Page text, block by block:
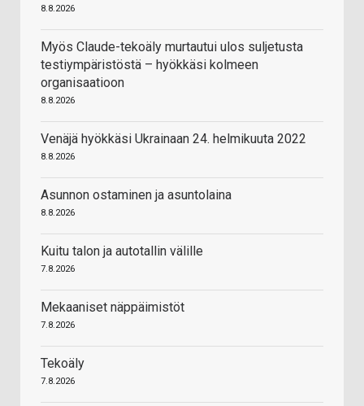
8.8.2026
Myös Claude-tekoäly murtautui ulos suljetusta
testiympäristöstä – hyökkäsi kolmeen
organisaatioon
8.8.2026
Venäjä hyökkäsi Ukrainaan 24. helmikuuta 2022
8.8.2026
Asunnon ostaminen ja asuntolaina
8.8.2026
Kuitu talon ja autotallin välille
7.8.2026
Mekaaniset näppäimistöt
7.8.2026
Tekoäly
7.8.2026